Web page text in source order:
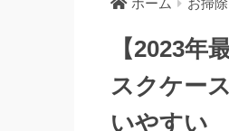
ホーム お掃
【2023年
スクケー
いやすい